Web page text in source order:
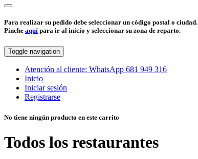
Para realizar su pedido debe seleccionar un código postal o ciudad.
Pinche aquí para ir al inicio y seleccionar su zona de reparto.
Toggle navigation
Atención al cliente: WhatsApp 681 949 316
Inicio
Iniciar sesión
Registrarse
No tiene ningún producto en este carrito
Todos los restaurantes